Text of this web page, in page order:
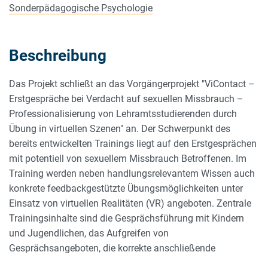
Sonderpädagogische Psychologie
Beschreibung
Das Projekt schließt an das Vorgängerprojekt "ViContact –
Erstgespräche bei Verdacht auf sexuellen Missbrauch –
Professionalisierung von Lehramtsstudierenden durch
Übung in virtuellen Szenen" an. Der Schwerpunkt des
bereits entwickelten Trainings liegt auf den Erstgesprächen
mit potentiell von sexuellem Missbrauch Betroffenen. Im
Training werden neben handlungsrelevantem Wissen auch
konkrete feedbackgestützte Übungsmöglichkeiten unter
Einsatz von virtuellen Realitäten (VR) angeboten. Zentrale
Trainingsinhalte sind die Gesprächsführung mit Kindern
und Jugendlichen, das Aufgreifen von
Gesprächsangeboten, die korrekte anschließende